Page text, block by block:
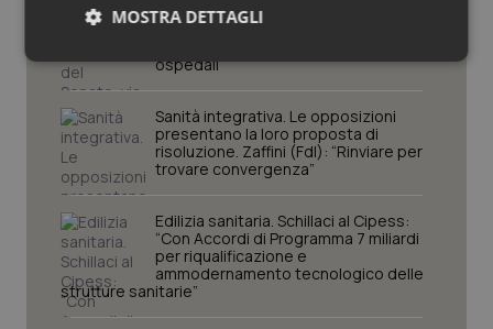
Decreto Pnrr. Ok definitivo del Senato:
via libera al nuovo Policlinico Umberto
ospedali
Sanità integrativa. Le opposizioni
presentano la loro proposta di
risoluzione. Zaffini (FdI): “Rinviare per
trovare convergenza”
Edilizia sanitaria. Schillaci al Cipess:
“Con Accordi di Programma 7 miliardi
per riqualificazione e
ammodernamento tecnologico delle
strutture sanitarie”
MOSTRA DETTAGLI
Necessari Statistici Marketing
Necessari Statistici Marketing
I cookie necessari contribuiscono a rendere fruibile il
sito web abilitandone funzionalità di base quali la
navigazione sulle pagine e l'accesso alle aree